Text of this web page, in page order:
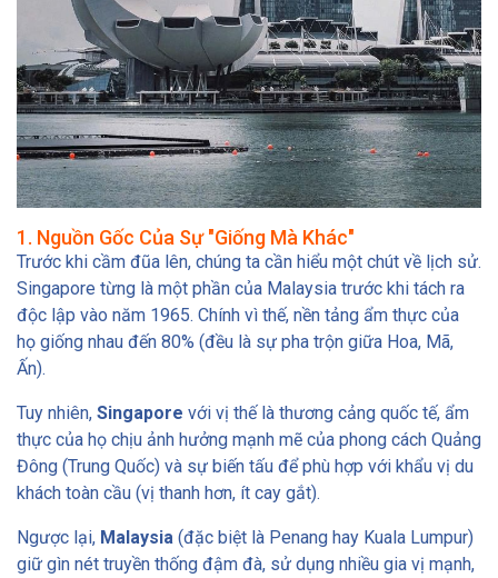
1. Nguồn Gốc Của Sự "Giống Mà Khác"
Trước khi cầm đũa lên, chúng ta cần hiểu một chút về lịch sử.
Singapore từng là một phần của Malaysia trước khi tách ra
độc lập vào năm 1965. Chính vì thế, nền tảng ẩm thực của
họ giống nhau đến 80% (đều là sự pha trộn giữa Hoa, Mã,
Ấn).
Tuy nhiên, Singapore với vị thế là thương cảng quốc tế, ẩm
thực của họ chịu ảnh hưởng mạnh mẽ của phong cách Quảng
Đông (Trung Quốc) và sự biến tấu để phù hợp với khẩu vị du
khách toàn cầu (vị thanh hơn, ít cay gắt).
Ngược lại, Malaysia (đặc biệt là Penang hay Kuala Lumpur)
giữ gìn nét truyền thống đậm đà, sử dụng nhiều gia vị mạnh,